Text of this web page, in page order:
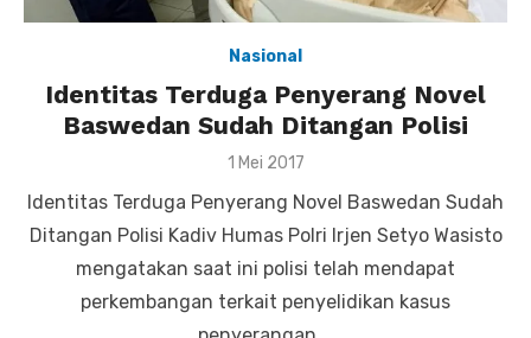
Nasional
Identitas Terduga Penyerang Novel
Baswedan Sudah Ditangan Polisi
Posted
1 Mei 2017
Identitas Terduga Penyerang Novel Baswedan Sudah
Ditangan Polisi Kadiv Humas Polri Irjen Setyo Wasisto
mengatakan saat ini polisi telah mendapat
perkembangan terkait penyelidikan kasus